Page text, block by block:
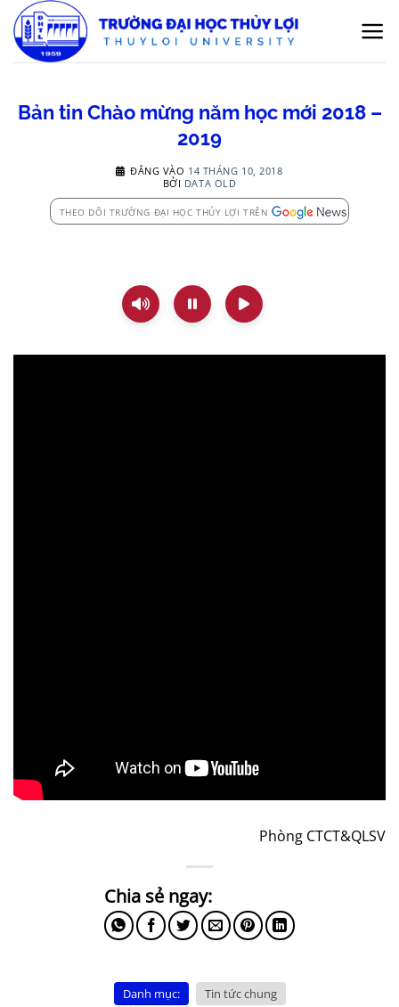
qua
nội
Bản tin Chào mừng năm học mới 2018 –
2019
ĐĂNG VÀO 14 THÁNG 10, 2018
BỞI DATA OLD
THEO DÕI TRƯỜNG ĐẠI HỌC THỦY LỢI TRÊN
Phòng CTCT&QLSV
Danh mục: Tin tức chung